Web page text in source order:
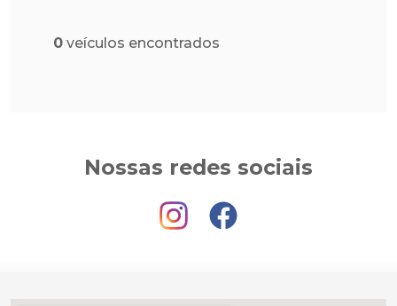
0 veículos encontrados
Nossas redes sociais